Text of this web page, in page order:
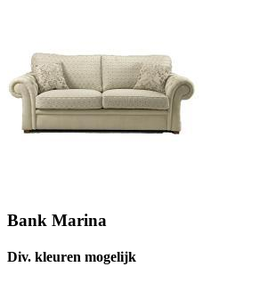
Bank Marina
Div. kleuren mogelijk